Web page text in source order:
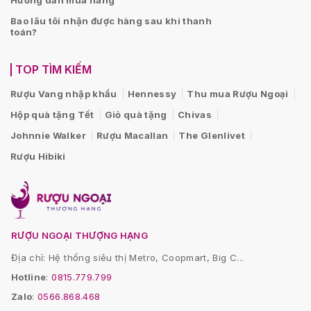
Bao lâu tôi nhận được hàng sau khi thanh
toán?
TOP TÌM KIẾM
Rượu Vang nhập khẩu Hennessy
Thu mua Rượu Ngoại
Hộp quà tặng Tết
Giỏ quà tặng
Chivas
Johnnie Walker
Rượu Macallan
The Glenlivet
Rượu Hibiki
RƯỢU NGOẠI THƯỢNG HẠNG
Địa chỉ: Hệ thống siêu thị Metro, Coopmart, Big C...
Hotline:0815.779.799
Zalo:0566.868.468